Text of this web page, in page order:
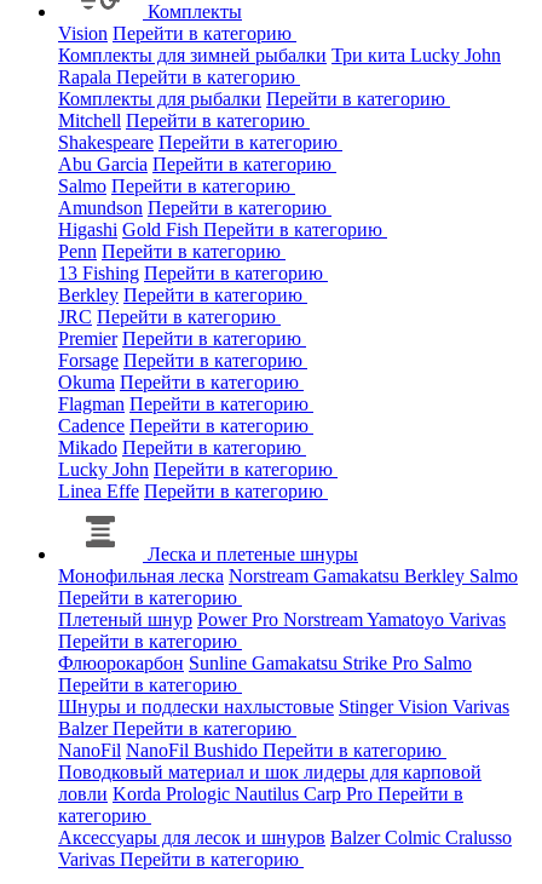
Комплекты
Vision Перейти в категорию
Комплекты для зимней рыбалки Три кита Lucky John
Rapala Перейти в категорию
Комплекты для рыбалки Перейти в категорию
Mitchell Перейти в категорию
Shakespeare Перейти в категорию
Abu Garcia Перейти в категорию
Salmo Перейти в категорию
Amundson Перейти в категорию
Higashi Gold Fish Перейти в категорию
Penn Перейти в категорию
13 Fishing Перейти в категорию
Berkley Перейти в категорию
JRC Перейти в категорию
Premier Перейти в категорию
Forsage Перейти в категорию
Okuma Перейти в категорию
Flagman Перейти в категорию
Cadence Перейти в категорию
Mikado Перейти в категорию
Lucky John Перейти в категорию
Linea Effe Перейти в категорию
Леска и плетеные шнуры
Монофильная леска Norstream Gamakatsu Berkley Salmo
Перейти в категорию
Плетеный шнур Power Pro NorstreamYamatoyo Varivas
Перейти в категорию
Флюорокарбон Sunline Gamakatsu Strike Pro Salmo
Перейти в категорию
Шнуры и подлески нахлыстовые StingerVision Varivas
BalzerПерейти в категорию
NanoFil NanoFil Bushido Перейти в категорию
Поводковый материал и шок лидеры для карповой
ловли Korda Prologic Nautilus Carp Pro Перейти в
категорию
Аксессуары для лесок и шнуров BalzerColmic Cralusso
Varivas Перейти в категорию